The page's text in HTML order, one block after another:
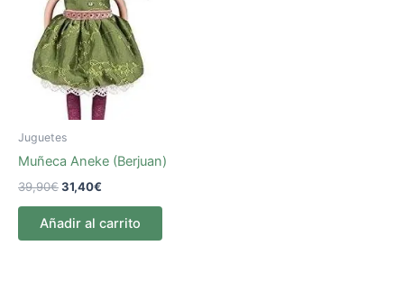
Juguetes
Muñeca Aneke (Berjuan)
39,90€31,40€
Añadir al carrito